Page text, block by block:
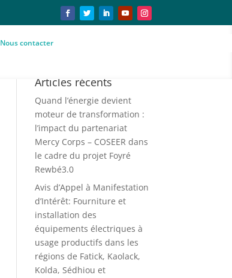
Nous contacter
Articles récents
Quand l’énergie devient
moteur de transformation :
l’impact du partenariat
Mercy Corps – COSEER dans
le cadre du projet Foyré
Rewbé3.0
Avis d’Appel à Manifestation
d’Intérêt: Fourniture et
installation des
équipements électriques à
usage productifs dans les
régions de Fatick, Kaolack,
Kolda, Sédhiou et